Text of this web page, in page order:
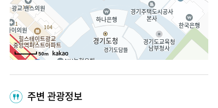
50m
주변 관광정보